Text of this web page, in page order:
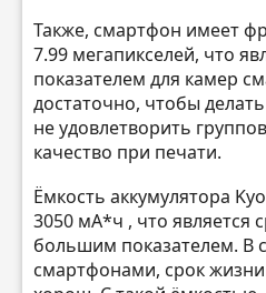
Также, смартфон имеет
7.99 мегапикселей, что
показателем для камер
достаточно, чтобы
не удовлетворить
качество при печати.
Ёмкость аккумулятора
3050 мА*ч , что является
большим показателем. В
смартфонами, срок